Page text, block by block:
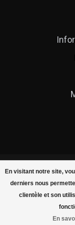
En visitant notre site,
derniers nous
clientèle et son
En
©